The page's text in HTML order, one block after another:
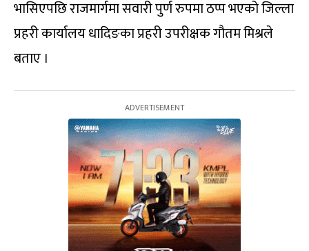
भासिएपछि राजमार्गमा सवारी पुर्ण रुपमा ठप्प भएको जिल्ला
प्रहरी कार्यालय धादिङका प्रहरी उपरीक्षक गौतम मिश्रले
बताए ।